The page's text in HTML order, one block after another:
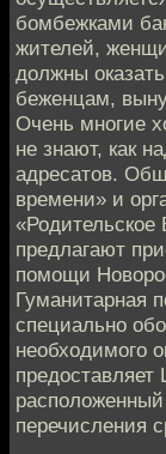
бомбежками
жителей,
должны
беженцам,
Очень многие
не знают, как
адресатов.
времени» и
«Родительское
предлагают
помощи
Гуманитарная
специально
необходимого
перечисления